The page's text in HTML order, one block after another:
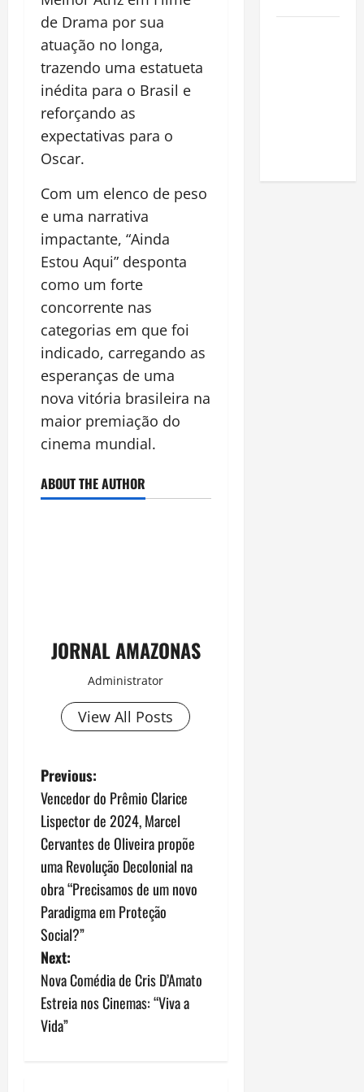
de Drama por sua
atuação no longa,
trazendo uma estatueta
inédita para o Brasil e
reforçando as
expectativas para o
Oscar.
Com um elenco de peso
e uma narrativa
impactante, “Ainda
Estou Aqui” desponta
como um forte
concorrente nas
categorias em que foi
indicado, carregando as
esperanças de uma
nova vitória brasileira na
maior premiação do
cinema mundial.
ABOUT THE AUTHOR
JORNAL AMAZONAS
Administrator
View All Posts
P
o
s
t
n
a
v
i
Previous:
Vencedor do Prêmio Clarice
Lispector de 2024, Marcel
Cervantes de Oliveira propõe
uma Revolução Decolonial na
obra “Precisamos de um novo
Paradigma em Proteção
Social?”
Next:
Nova Comédia de Cris D’Amato
Estreia nos Cinemas: “Viva a
Vida”